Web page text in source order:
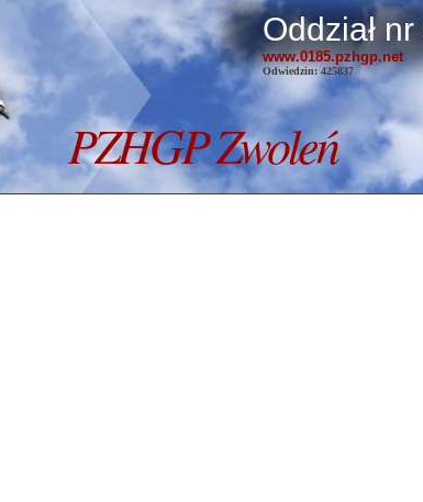
Oddział nr
www.0185.pzhgp.net
Odwiedzin: 425837
PZHGPZwoleń